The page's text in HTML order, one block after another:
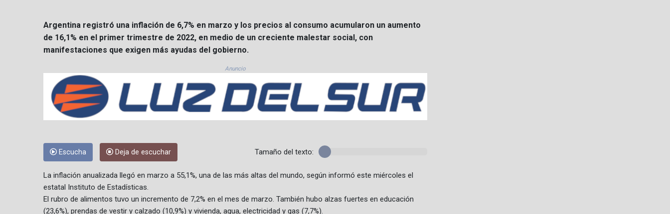
Argentina registró una inflación de 6,7% en marzo y los precios al consumo acumularon un aumento
de 16,1% en el primer trimestre de 2022, en medio de un creciente malestar social, con
manifestaciones que exigen más ayudas del gobierno.
Anuncio
Escucha Deja de escuchar Tamaño del texto:
La inflación anualizada llegó en marzo a 55,1%, una de las más altas del mundo, según informó este miércoles el
estatal Instituto de Estadísticas.
El rubro de alimentos tuvo un incremento de 7,2% en el mes de marzo. También hubo alzas fuertes en educación
(23,6%), prendas de vestir y calzado (10,9%) y vivienda, agua, electricidad y gas (7,7%).